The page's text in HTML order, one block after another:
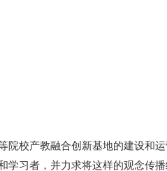
院校产教融合创新基地的建设和
学习者，并力求将这样的观念传